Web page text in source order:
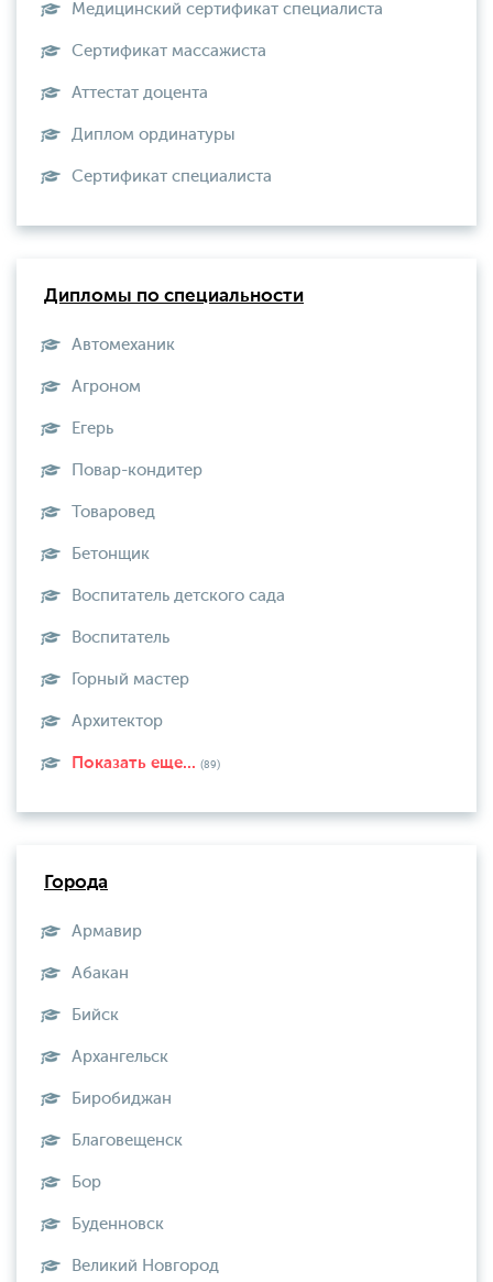
Медицинский сертификат специалиста
Сертификат массажиста
Аттестат доцента
Диплом ординатуры
Сертификат специалиста
Дипломы по специальности
Автомеханик
Агроном
Егерь
Повар-кондитер
Товаровед
Бетонщик
Воспитатель детского сада
Воспитатель
Горный мастер
Архитектор
Показать еще... (89)
Города
Армавир
Абакан
Бийск
Архангельск
Биробиджан
Благовещенск
Бор
Буденновск
Великий Новгород